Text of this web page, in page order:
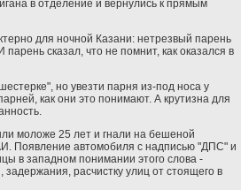
в отделение и вернулись к прямым
для ночной Казани: нетрезвый парень
сказал, что не помнит, как оказался в
но увезти парня из-под носа у
как они это понимают. А крутизна для
моложе 25 лет и гнали на бешеной
Появление автомобиля с надписью "ДПС" и
в западном понимании этого слова -
расчистку улиц от стоящего в